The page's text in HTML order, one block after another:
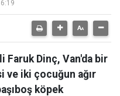
Faruk Dinç, Van'da bir
ve iki çocuğun ağır
köpek